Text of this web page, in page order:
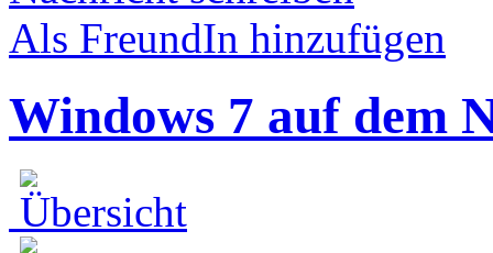
Als FreundIn hinzufügen
Windows 7 auf dem